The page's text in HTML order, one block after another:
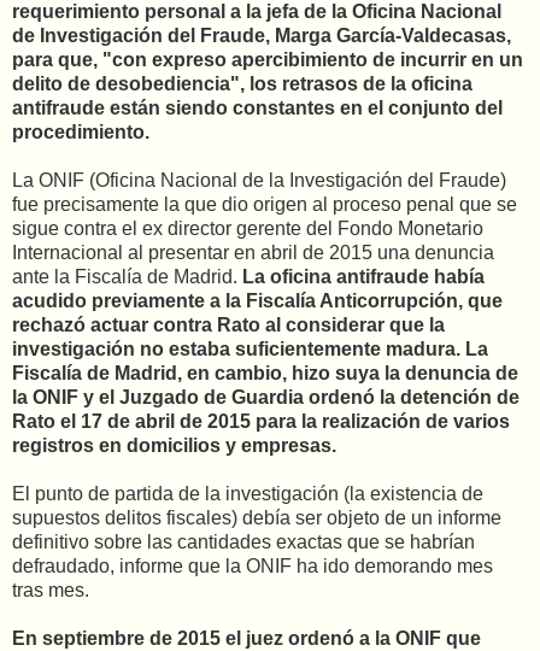
requerimiento personal a la jefa de la Oficina Nacional
de Investigación del Fraude, Marga García-Valdecasas,
para que, "con expreso apercibimiento de incurrir en un
delito de desobediencia", los retrasos de la oficina
antifraude están siendo constantes en el conjunto del
procedimiento.
La ONIF (Oficina Nacional de la Investigación del Fraude)
fue precisamente la que dio origen al proceso penal que se
sigue contra el ex director gerente del Fondo Monetario
Internacional al presentar en abril de 2015 una denuncia
ante la Fiscalía de Madrid. La oficina antifraude había
acudido previamente a la Fiscalía Anticorrupción, que
rechazó actuar contra Rato al considerar que la
investigación no estaba suficientemente madura. La
Fiscalía de Madrid, en cambio, hizo suya la denuncia de
la ONIF y el Juzgado de Guardia ordenó la detención de
Rato el 17 de abril de 2015 para la realización de varios
registros en domicilios y empresas.
El punto de partida de la investigación (la existencia de
supuestos delitos fiscales) debía ser objeto de un informe
definitivo sobre las cantidades exactas que se habrían
defraudado, informe que la ONIF ha ido demorando mes
tras mes.
En septiembre de 2015 el juez ordenó a la ONIF que